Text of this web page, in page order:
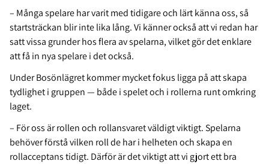
– Många spelare har varit med tidigare och lärt känna oss, så
startsträckan blir inte lika lång. Vi känner också att vi redan har
satt vissa grunder hos flera av spelarna, vilket gör det enklare
att få in nya spelare i det också.
Under Bosönlägret kommer mycket fokus ligga på att skapa
tydlighet i gruppen — både i spelet och i rollerna runt omkring
laget.
– För oss är rollen och rollansvaret väldigt viktigt. Spelarna
behöver förstå vilken roll de har i helheten och skapa en
rollacceptans tidigt. Därför är det viktigt att vi gjort ett bra